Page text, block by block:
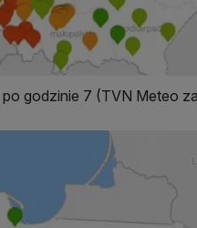
godzinie 7 (TVN Meteo